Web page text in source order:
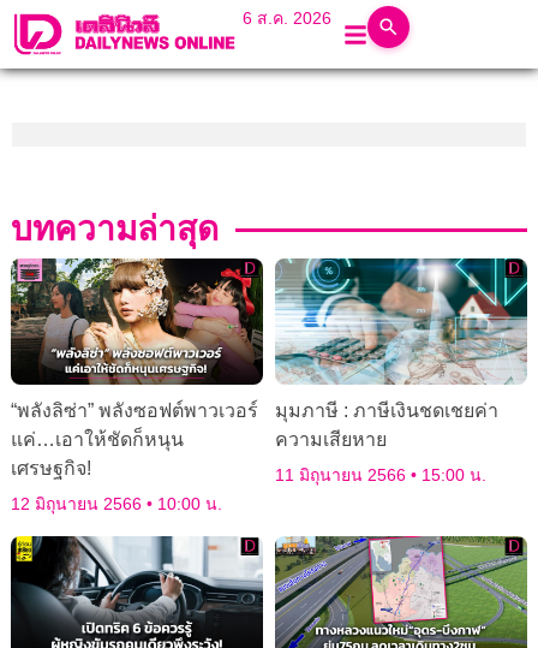
6 ส.ค. 2026
บทความล่าสุด
“พลังลิซ่า” พลังซอฟต์พาวเวอร์
แค่…เอาให้ชัดก็หนุน
เศรษฐกิจ!
12 มิถุนายน 2566 10:00 น.
มุมภาษี : ภาษีเงินชดเชยค่า
ความเสียหาย
11 มิถุนายน 2566 15:00 น.